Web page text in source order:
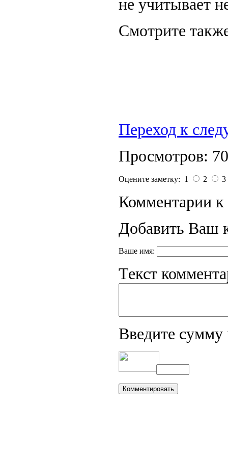
не учитывает
Смотрите
Переход к
Просмотров:
Оцените заметку: 1 2 3
Комментарии к
Добавить Ваш
Ваше имя:
Текст
Введите сумму